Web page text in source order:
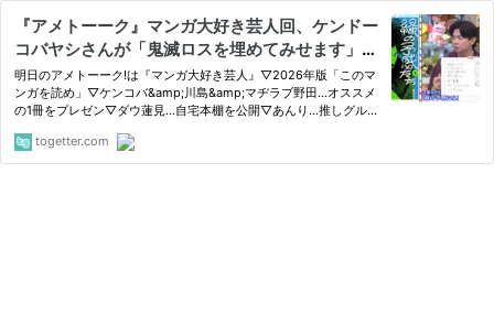
『アメトーーク』マンガ大好き芸人回、ケンドー
コバヤシさんが「鬼滅ロスを埋めてみせます」と
豪語し紹介したのはまさかのあの作品だった
明日のアメトーーク!は『マンガ大好き芸人』▽2026年版「このマ
ンガを読め」▽ケンコバ&amp;川島&amp;マヂラブ野田…オススメ
の1冊をプレゼン▽ダウ蓮見…自宅本棚を公開▽あんり…推しグルメ
日の『アメトーーク』は「マンガ大好き芸人」回
togetter.com